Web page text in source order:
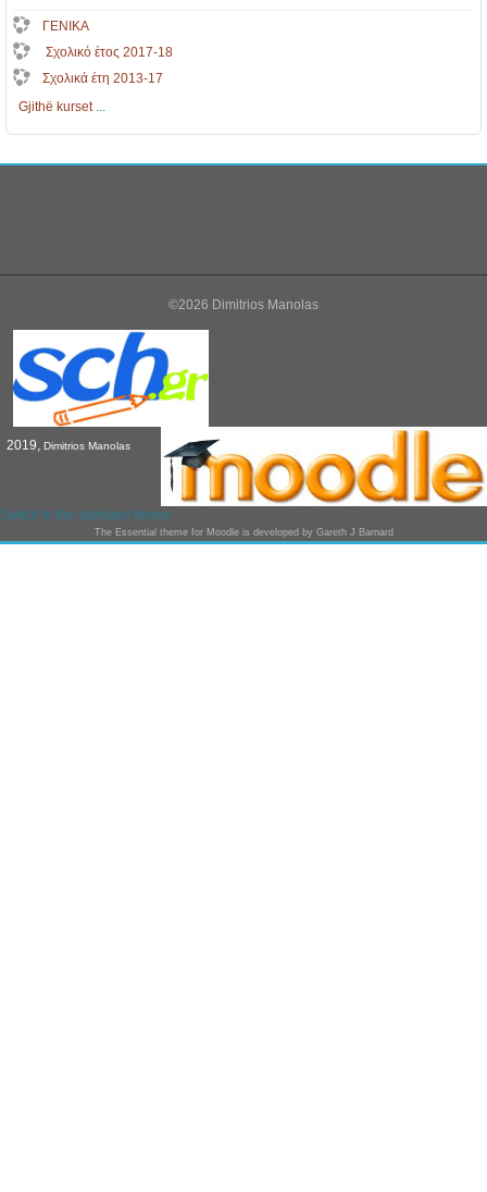
ΓΕΝΙΚΑ
Σχολικό έτος 2017-18
Σχολικά έτη 2013-17
Gjithë kurset...
©2026 Dimitrios Manolas
2019, Dimitrios Manolas
Switch to the standard theme
The Essential theme for Moodle is developed by Gareth J Barnard